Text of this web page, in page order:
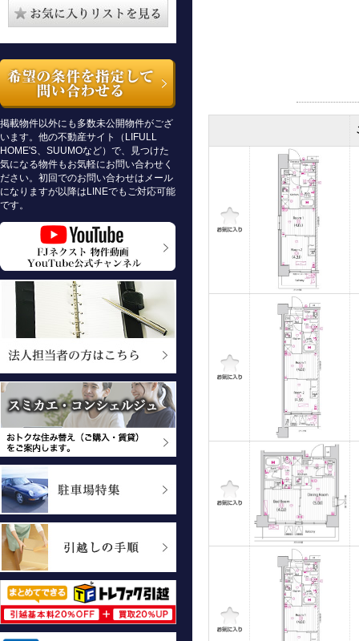
掲載物件以外にも多数未公開物件がござ
います。他の不動産サイト（LIFULL
HOME'S、SUUMOなど）で、見つけた
気になる物件もお気軽にお問い合わせく
ださい。初回でのお問い合わせはメール
になりますが以降はLINEでもご対応可能
です。